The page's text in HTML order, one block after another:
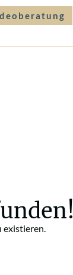
existieren.